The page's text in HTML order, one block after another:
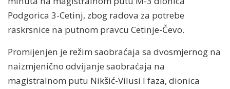
Podgorica 3-Cetinj, zbog radova za potrebe
raskrsnice na putnom pravcu Cetinje-Čevo.
Promijenjen je režim saobraćaja sa dvosmjernog na
naizmjenično odvijanje saobraćaja na
magistralnom putu Nikšić-Vilusi I faza, dionica